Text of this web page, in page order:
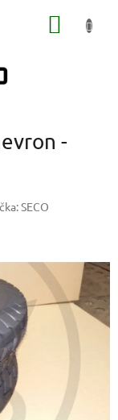
-
SECO